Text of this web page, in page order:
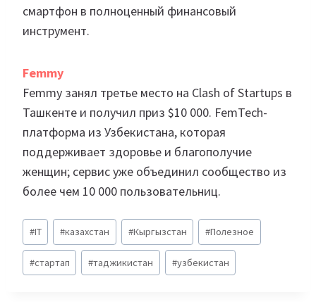
смартфон в полноценный финансовый
инструмент.
Femmy
Femmy занял третье место на Clash of Startups в
Ташкенте и получил приз $10 000. FemTech-
платформа из Узбекистана, которая
поддерживает здоровье и благополучие
женщин; сервис уже объединил сообщество из
более чем 10 000 пользовательниц.
Метки
записи:
#IT #казахстан #Кыргызстан #Полезное
#стартап #таджикистан #узбекистан